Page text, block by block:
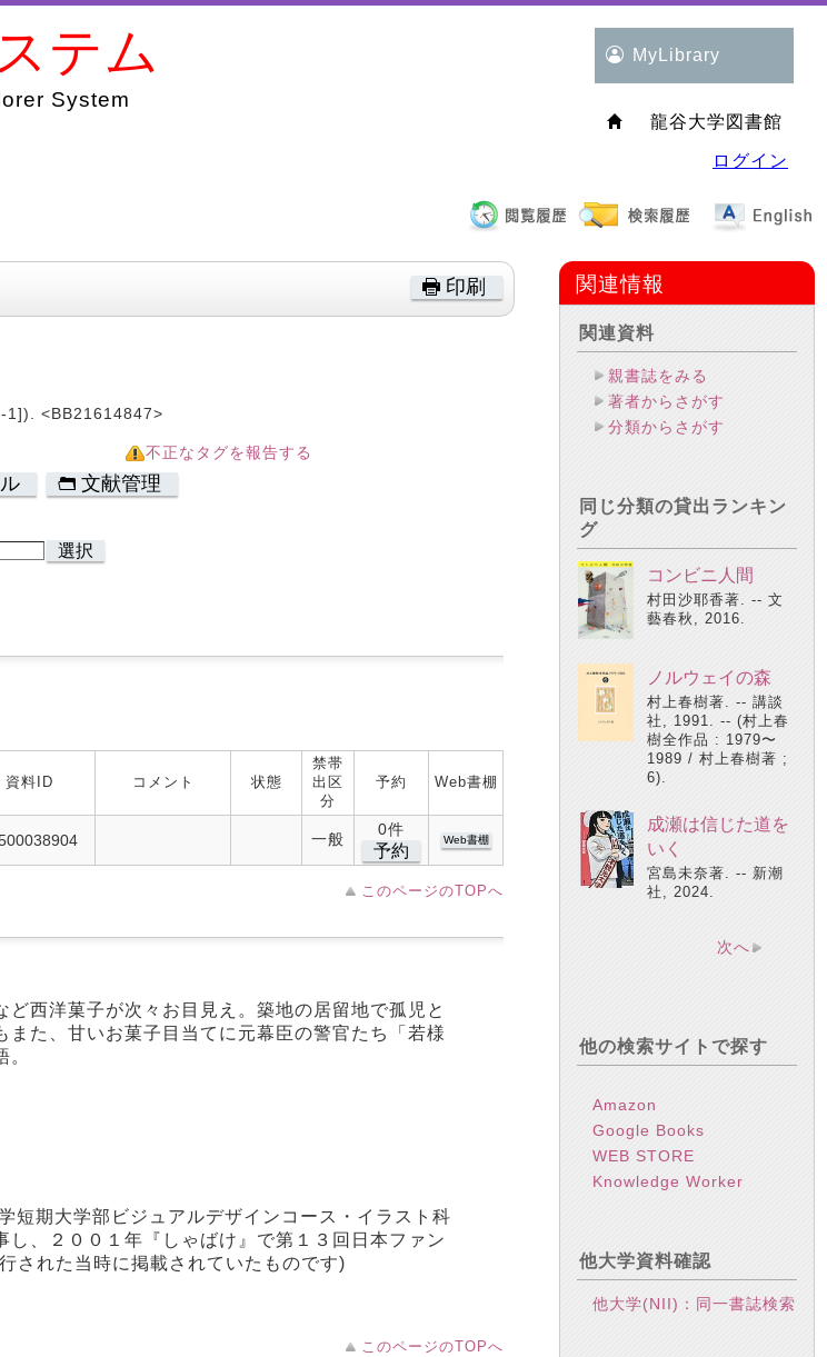
テム
System
MyLibrary
龍谷大学図書館
ログイン
印刷
1]). <BB21614847>
不正なタグを報告する
文献管理
選択
資料ID コメント 状態
禁帯
出区
分
予約 Web書棚
一般
0件
予約
Web書棚
このページのTOPへ
西洋菓子が次々お目見え。築地の居留地で孤児と
た、甘いお菓子目当てに元幕臣の警官たち「若様
短期大学部ビジュアルデザインコース・イラスト科
、２００１年『しゃばけ』で第１３回日本ファン
された当時に掲載されていたものです)
このページのTOPへ
関連情報
関連資料
親書誌をみる
著者からさがす
分類からさがす
同じ分類の貸出ランキン
グ
コンビニ人間
村田沙耶香著. -- 文
藝春秋, 2016.
ノルウェイの森
村上春樹著. -- 講談
社, 1991. -- (村上春
樹全作品 : 1979〜
1989 / 村上春樹著 ;
6).
成瀬は信じた道を
いく
宮島未奈著. -- 新潮
社, 2024.
次へ
他の検索サイトで探す
Amazon
Google Books
WEB STORE
Knowledge Worker
他大学資料確認
他大学(NII)：同一書誌検索